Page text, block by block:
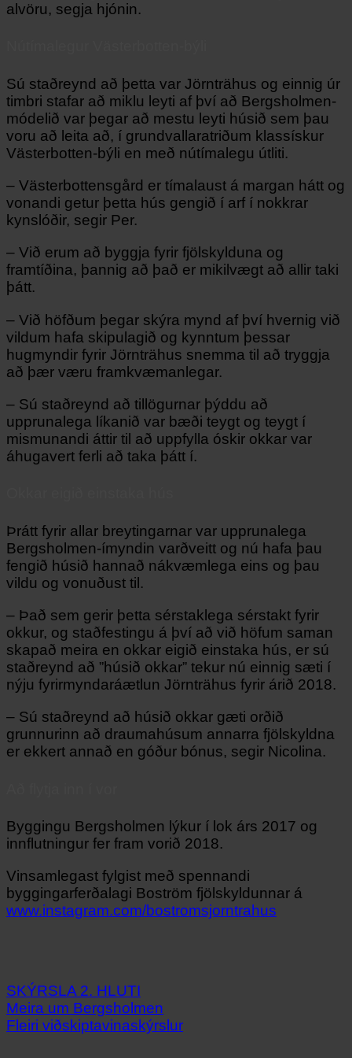
alvöru, segja hjónin.
Sú staðreynd að þetta var Jörnträhus og einnig úr
timbri stafar að miklu leyti af því að Bergsholmen-
módelið var þegar að mestu leyti húsið sem þau
voru að leita að, í grundvallaratriðum klassískur
Västerbotten-býli en með nútímalegu útliti.
– Västerbottensgård er tímalaust á margan hátt og
vonandi getur þetta hús gengið í arf í nokkrar
kynslóðir, segir Per.
– Við erum að byggja fyrir fjölskylduna og
framtíðina, þannig að það er mikilvægt að allir taki
þátt.
– Við höfðum þegar skýra mynd af því hvernig við
vildum hafa skipulagið og kynntum þessar
hugmyndir fyrir Jörnträhus snemma til að tryggja
að þær væru framkvæmanlegar.
– Sú staðreynd að tillögurnar þýddu að
upprunalega líkanið var bæði teygt og teygt í
mismunandi áttir til að uppfylla óskir okkar var
áhugavert ferli að taka þátt í.
Þrátt fyrir allar breytingarnar var upprunalega
Bergsholmen-ímyndin varðveitt og nú hafa þau
fengið húsið hannað nákvæmlega eins og þau
vildu og vonuðust til.
– Það sem gerir þetta sérstaklega sérstakt fyrir
okkur, og staðfestingu á því að við höfum saman
skapað meira en okkar eigið einstaka hús, er sú
staðreynd að ”húsið okkar” tekur nú einnig sæti í
nýju fyrirmyndaráætlun Jörnträhus fyrir árið 2018.
– Sú staðreynd að húsið okkar gæti orðið
grunnurinn að draumahúsum annarra fjölskyldna
er ekkert annað en góður bónus, segir Nicolina.
Byggingu Bergsholmen lýkur í lok árs 2017 og
innflutningur fer fram vorið 2018.
Vinsamlegast fylgist með spennandi
byggingarferðalagi Boström fjölskyldunnar á
www.instagram.com/bostromsjorntrahus
SKÝRSLA 2. HLUTI
Meira um Bergsholmen
Fleiri viðskiptavinaskýrslur